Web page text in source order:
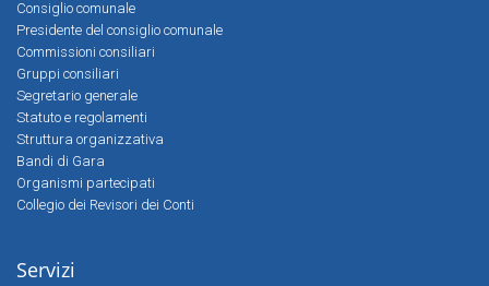
Consiglio comunale
Presidente del consiglio comunale
Commissioni consiliari
Gruppi consiliari
Segretario generale
Statuto e regolamenti
Struttura organizzativa
Bandi di Gara
Organismi partecipati
Collegio dei Revisori dei Conti
Servizi